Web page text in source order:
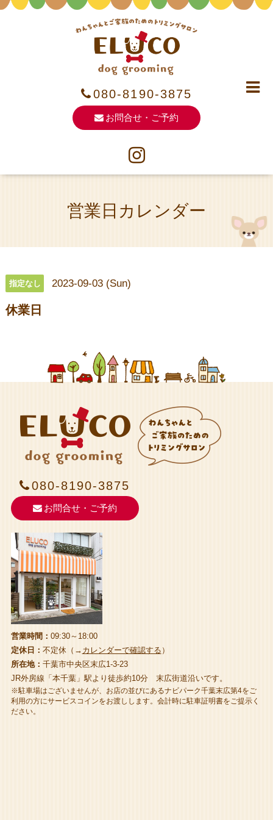
080-8190-3875
お問合せ・ご予約
営業日カレンダー
指定なし 2023-09-03 (Sun)
休業日
080-8190-3875
お問合せ・ご予約
営業時間： 09:30～18:00
定休日： 不定休（→ カレンダーで確認する ）
所在地： 千葉市中央区末広1-3-23
JR外房線「本千葉」駅より徒歩約10分 末広街道沿いです。
※駐車場はございませんが、お店の並びにあるナビパーク千葉末広第4をご
利用の方にサービスコインをお渡しします。会計時に駐車証明書をご提示く
ださい。